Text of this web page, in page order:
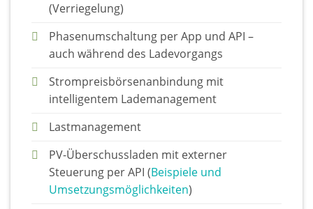
(Verriegelung)
Phasenumschaltung per App und API –
auch während des Ladevorgangs
Strompreisbörsenanbindung mit
intelligentem Lademanagement
Lastmanagement
PV-Überschussladen mit externer
Steuerung per API (Beispiele und
Umsetzungsmöglichkeiten)